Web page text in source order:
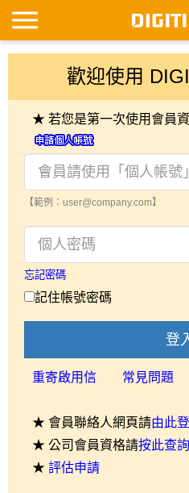
歡迎使用
★ 若您是第一次使用會員
【範例：user@company.com】
忘記密碼
記住帳號密碼
登
重寄啟用信 常見問題
★ 會員聯絡人網頁請由此
★ 公司會員資格請按此查詢
★ 評估申請